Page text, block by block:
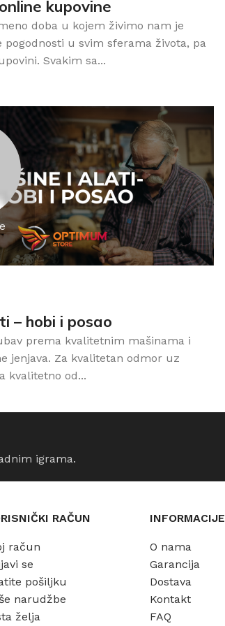
kupovine
doba u kojem živimo nam je
pogodnosti u svim sferama života, pa
Svakim sa...
– hobi i posao
prema kvalitetnim mašinama i
jenjava. Za kvalitetan odmor uz
kvalitetno od...
igrama.
RAČUN
račun
se
pošiljku
narudžbe
želja
INFORMACIJE
O nama
Garancija
Dostava
Kontakt
FAQ